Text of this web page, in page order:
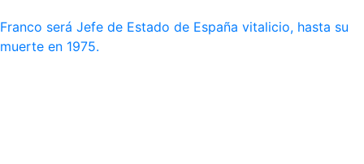
Franco será Jefe de Estado de España vitalicio, hasta su
muerte en 1975.